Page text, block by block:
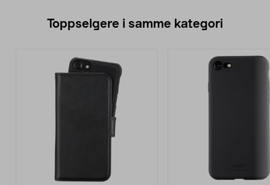
Toppselgere i samme kategori